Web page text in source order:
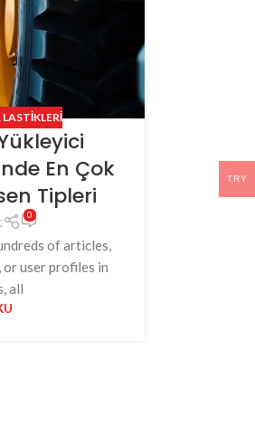
En Çok
Tipleri
0
of articles,
user profiles in
all
TRY